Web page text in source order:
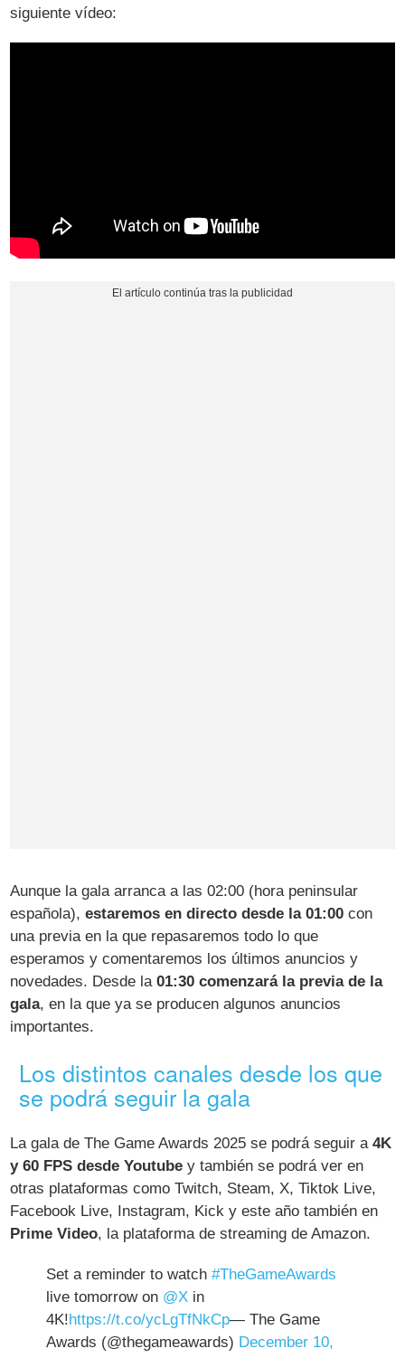
siguiente vídeo:
Aunque la gala arranca a las 02:00 (hora peninsular
española),estaremos en directo desde la 01:00 con
una previa en la que repasaremos todo lo que
esperamos y comentaremos los últimos anuncios y
novedades. Desde la01:30 comenzará la previa de la
gala, en la que ya se producen algunos anuncios
importantes.
Los distintos canales desde los que
se podrá seguir la gala
La gala de The Game Awards 2025 se podrá seguir a4K
y 60 FPS desde Youtube y también se podrá ver en
otras plataformas como Twitch, Steam, X, Tiktok Live,
Facebook Live, Instagram, Kick y este año también en
Prime Video, la plataforma de streaming de Amazon.
Set a reminder to watch#TheGameAwards
live tomorrow on @X in
4K!https://t.co/ycLgTfNkCp— The Game
Awards (@thegameawards) December 10,